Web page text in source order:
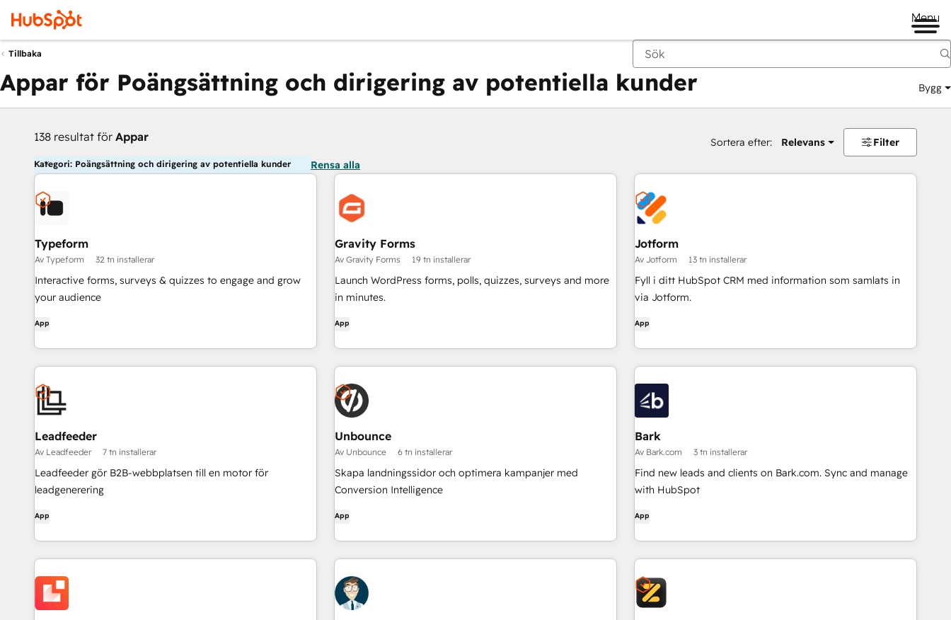
Menu
Tillbaka
Appar för Poängsättning och dirigering av potentiella kunder Bygg
138 resultat för Appar Sortera efter: Relevans Filter
Kategori: Poängsättning och dirigering av potentiella kunder Rensa alla
Typeform
Av Typeform 32 tn installerar
Interactive forms, surveys & quizzes to engage and grow
your audience
App
Gravity Forms
Av Gravity Forms 19 tn installerar
Launch WordPress forms, polls, quizzes, surveys and more
in minutes.
App
Jotform
Av Jotform 13 tn installerar
Fyll i ditt HubSpot CRM med information som samlats in
via Jotform.
App
Leadfeeder
Av Leadfeeder 7 tn installerar
Leadfeeder gör B2B-webbplatsen till en motor för
leadgenerering
App
Unbounce
Av Unbounce 6 tn installerar
Skapa landningssidor och optimera kampanjer med
Conversion Intelligence
App
Bark
Av Bark.com 3 tn installerar
Find new leads and clients on Bark.com. Sync and manage
with HubSpot
App